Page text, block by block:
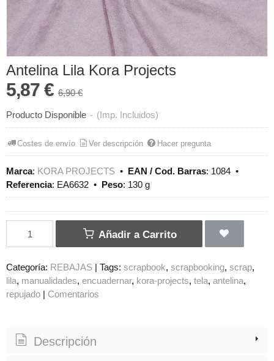
Antelina Lila Kora Projects
5,87 € 6,90 €
Producto Disponible - (Imp. Incluidos)
Costes de envío Ver descripción Hacer pregunta
Marca: KORA PROJECTS • EAN / Cod. Barras: 1084 •
Referencia: EA6632 • Peso: 130 g
Añadir a Carrito
Categoría: REBAJAS Tags: scrapbook scrapbooking scrap
lila manualidades encuadernar kora-projects tela antelina
repujado
Comentarios
Descripción